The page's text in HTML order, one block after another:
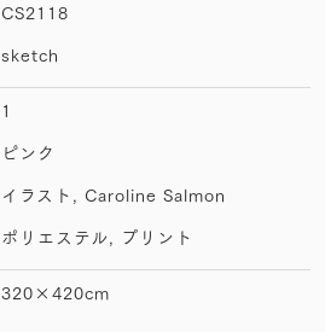
CS2118
sketch
1
ピンク
イラスト, Caroline Salmon
ポリエステル, プリント
320×420cm